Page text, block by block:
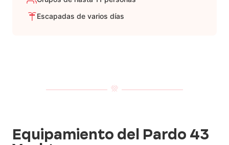
Escapadas de varios días
Equipamiento del Pardo 43